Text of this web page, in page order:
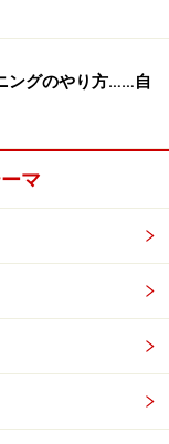
を目指す ～上級
、足を上下させ
ランスよく刺激
なりの筋肉のハ
ングのやり方……自
マ